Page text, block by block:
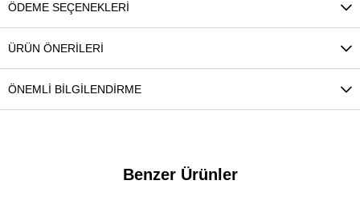
ÖDEME SEÇENEKLERI
ÜRÜN ÖNERILERI
ÖNEMLI BILGILENDIRME
Benzer Ürünler